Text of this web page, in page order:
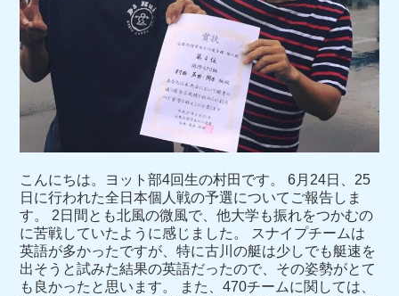
こんにちは。ヨット部4回生の村田です。 6月24日、25
日に行われた全日本個人戦の予選についてご報告しま
す。 2日間とも北風の微風で、他大学も振れをつかむの
に苦戦していたように感じました。 スナイプチームは
英語が多かったですが、特に古川の艇は少しでも艇速を
出そうと試みた結果の英語だったので、その姿勢がとて
も良かったと思います。 また、470チームに関しては、